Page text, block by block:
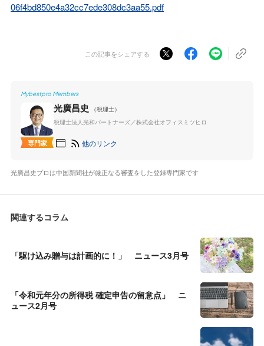
06f4bd850e4a32cc7ede308dc3aa55.pdf
この記事をシェアする
Mybestpro Members
専門家
光廣昌史
（税理士）
税理士法人光和パートナーズ／株式会社オフィスミツヒロ
他のリンク
光廣昌史プロは中国新聞社が厳正なる審査をした登録専門家です
関連するコラム
「駆け込み贈与は計画的に！」 ニュース3月号
「令和元年分の所得税 確定申告の留意点」 ニ
ュース2月号